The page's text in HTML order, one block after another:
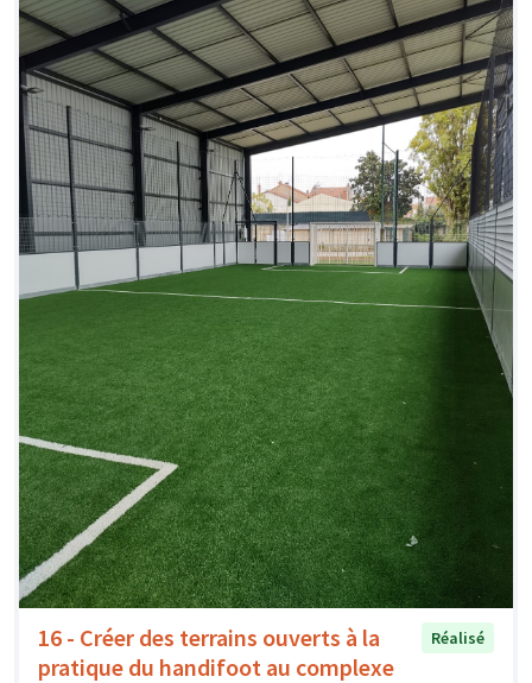
16 - Créer des terrains ouverts à la
pratique du handifoot au complexe
Réalisé